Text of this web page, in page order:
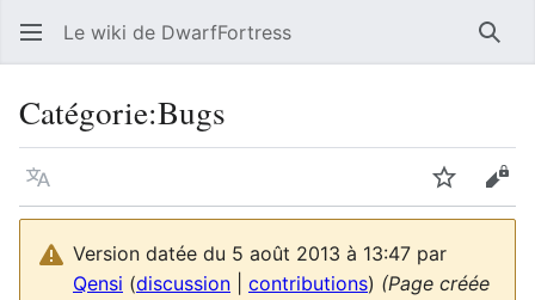
Le wiki de DwarfFortress
Catégorie:Bugs
Langue Suivre
Version datée du 5 août 2013 à 13:47 par
Qensi (discussion contributions) (Page créée